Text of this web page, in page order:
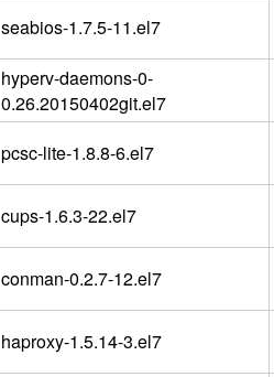
seabios-1.7.5-11.el7
hyperv-daemons-0-
0.26.20150402git.el7
pcsc-lite-1.8.8-6.el7
cups-1.6.3-22.el7
conman-0.2.7-12.el7
haproxy-1.5.14-3.el7